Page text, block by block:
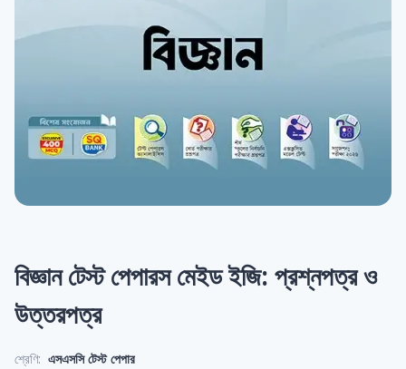
বিজ্ঞান টেস্ট পেপারস মেইড ইজি: প্রশ্নপত্র ও
উত্তরপত্র
শ্রেণি: এসএসসি টেস্ট পেপার